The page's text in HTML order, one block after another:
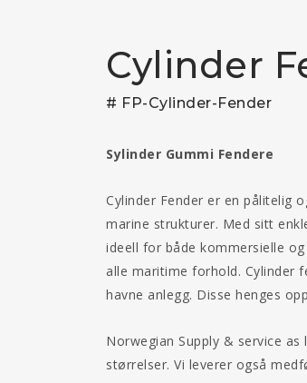
Cylinder
# FP-Cylinder-Fender
Sylinder Gummi Fendere
Cylinder Fender er en pålitelig
marine strukturer. Med sitt
ideell for både kommersielle
alle maritime forhold. Cylinder
havne anlegg. Disse henges
Norwegian Supply & service
størrelser. Vi leverer også